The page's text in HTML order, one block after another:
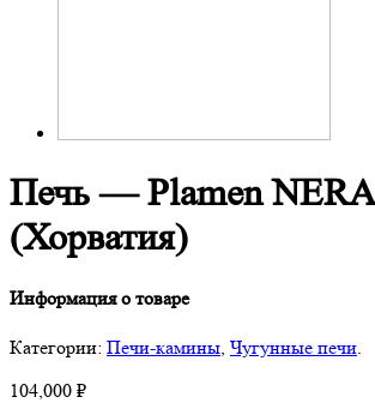
Печь — Plamen NERA
(Хорватия)
Информация о товаре
Категории: Печи-камины, Чугунные печи.
104,000 ₽